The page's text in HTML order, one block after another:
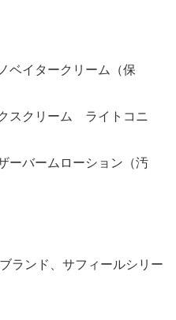
イタークリーム（保
スクリーム ライトコニ
バームローション（汚
ランド、サフィールシリー